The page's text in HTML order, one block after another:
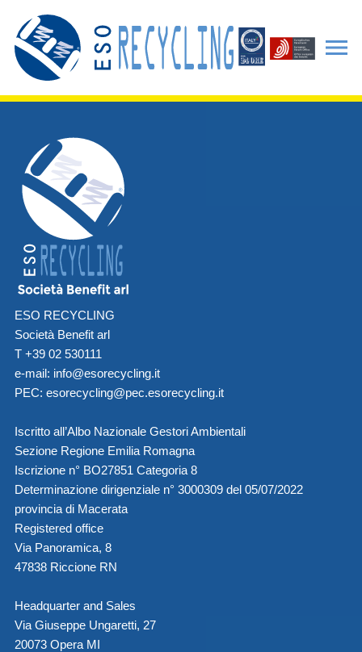
ESO RECYCLING
Società Benefit arl
T +39 02 530111
e-mail: info@esorecycling.it
PEC: esorecycling@pec.esorecycling.it
Iscritto all’Albo Nazionale Gestori Ambientali
Sezione Regione Emilia Romagna
Iscrizione n° BO27851 Categoria 8
Determinazione dirigenziale n° 3000309 del 05/07/2022
provincia di Macerata
Registered office
Via Panoramica, 8
47838 Riccione RN
Headquarter and Sales
Via Giuseppe Ungaretti, 27
20073 Opera MI